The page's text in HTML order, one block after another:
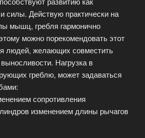
силы. Действую практически на
мышц, гребля гармонично
можно порекомендовать этот
людей, желающих совместить
Нагрузка в
греблю, может задаваться
сопротивления
изменением длины рычагов